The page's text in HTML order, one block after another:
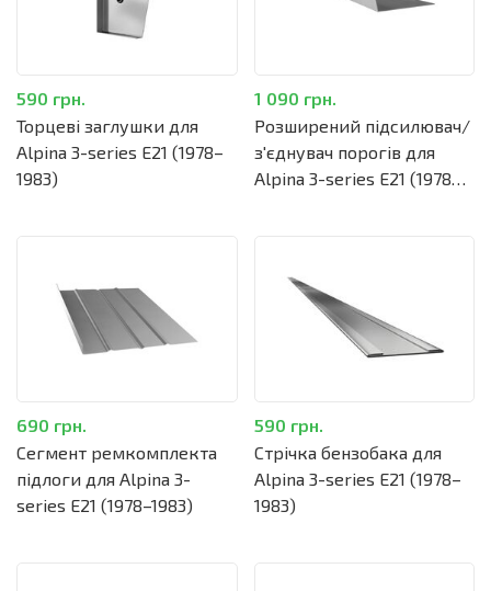
Торцеві заглушки для
Alpina 3-series E21 (1978–
1983)
590 грн.
Розширений підсилювач/
з'єднувач порогів для
Alpina 3-series E21 (1978–
1 090 грн.
Сегмент ремкомплекта
підлоги для Alpina 3-
series E21 (1978–1983)
690 грн.
Стрічка бензобака для
Alpina 3-series E21 (1978–
1983)
590 грн.